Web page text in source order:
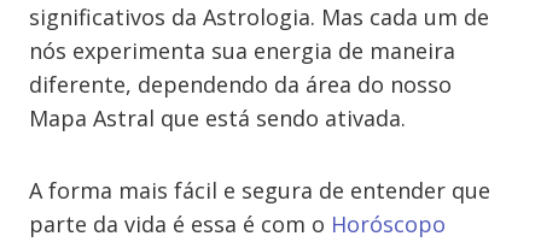
significativos da Astrologia. Mas cada um de
nós experimenta sua energia de maneira
diferente, dependendo da área do nosso
Mapa Astral que está sendo ativada.
A forma mais fácil e segura de entender que
parte da vida é essa é com o Horóscopo